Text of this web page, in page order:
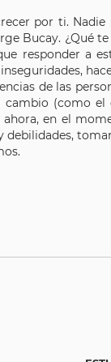
por ti.
Bucay. ¿Qué
responder a
de las
(como el
en el